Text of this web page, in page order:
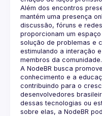
Além dos encontros
mantém uma presença
discussão, fóruns e
proporcionam um
solução de problemas e
estimulando a interação
A NodeBR busca
conhecimento e a
contribuindo para o
desenvolvedores
dessas tecnologias ou
sobre elas, a NodeBR